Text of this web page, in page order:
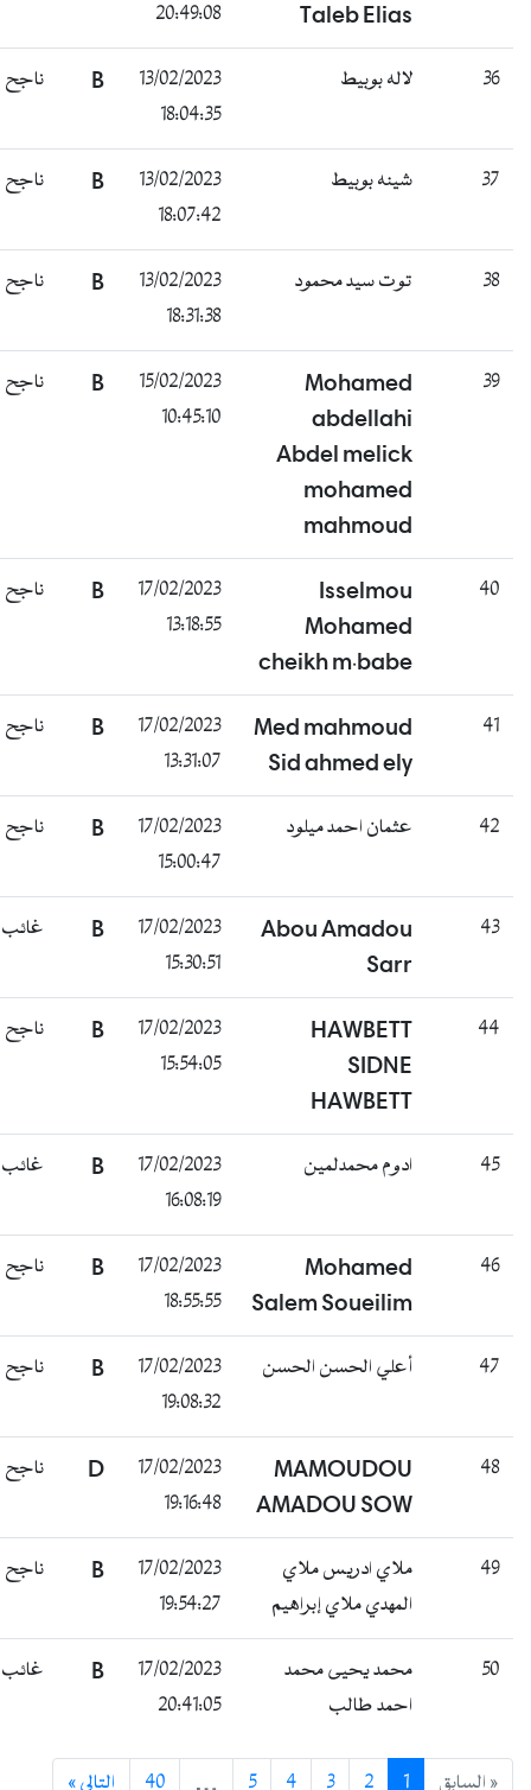
Taleb Elias
20:49:08
36 لاله بوبيط
13/02/2023
18:04:35
ناجح
37 شينه بوبيط
13/02/2023
18:07:42
ناجح
38 توت سيد محمود
13/02/2023
18:31:38
ناجح
39
Mohamed
abdellahi
Abdel melick
mohamed
mahmoud
15/02/2023
10:45:10
ناجح
40
Isselmou
Mohamed
cheikh m.babe
17/02/2023
13:18:55
ناجح
41
Med mahmoud
Sid ahmed ely
17/02/2023
13:31:07
ناجح
42 عثمان احمد ميلود
17/02/2023
15:00:47
ناجح
43
Abou Amadou
Sarr
17/02/2023
15:30:51
غائب
44
HAWBETT
SIDNE
HAWBETT
17/02/2023
15:54:05
ناجح
45 ادوم محمدلمين
17/02/2023
16:08:19
غائب
46
Mohamed
Salem Soueilim
17/02/2023
18:55:55
ناجح
47 أعلي الحسن الحسن
17/02/2023
19:08:32
ناجح
48
MAMOUDOU
AMADOU SOW
17/02/2023
19:16:48
D ناجح
49
ملاي ادريس ملاي
المهدي ملاي إبراهيم
17/02/2023
19:54:27
ناجح
50
محمد يحيى محمد
احمد طالب
17/02/2023
20:41:05
غائب
« السابق …
40 التالي »